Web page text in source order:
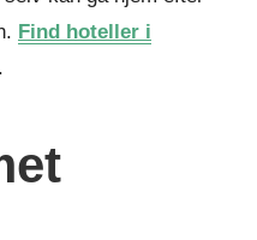
Find hoteller i